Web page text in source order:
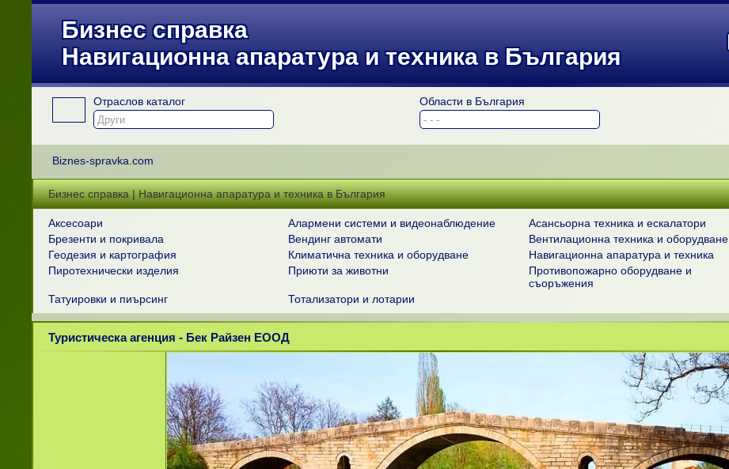
Бизнес справка
Навигационна апаратура и техника в България
Отраслов каталог Области в България
Biznes-spravka.com
Бизнес справка | Навигационна апаратура и техника в България
Аксесоари Алармени системи и видеонаблюдение
Асансьорна техника и ескалатори
Брезенти и покривала
Вендинг автомати
Вентилационна техника и оборудване
Геодезия и картография
Климатична техника и оборудване
Навигационна апаратура и техника
Пиротехнически изделия
Приюти за животни
Противопожарно оборудване и
съоръжения
Татуировки и пиърсинг
Тотализатори и лотарии
Туристическа агенция - Бек Райзен ЕООД